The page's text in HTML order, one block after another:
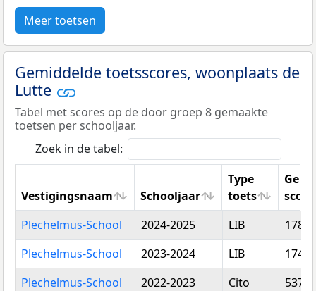
Meer toetsen
Gemiddelde toetsscores, woonplaats de
Lutte
Tabel met scores op de door groep 8 gemaakte
toetsen per schooljaar.
Zoek in de tabel:
Vestigingsnaam Schooljaar
Type
toets
score
Vestigingsnaam
Schooljaar
Type
toets
score
Plechelmus-School 2024-2025 LIB
Plechelmus-School
2023-2024 LIB
Plechelmus-School
2022-2023 Cito